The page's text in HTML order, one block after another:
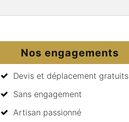
Nos engagements
Devis et déplacement gratuits
Sans engagement
Artisan passionné